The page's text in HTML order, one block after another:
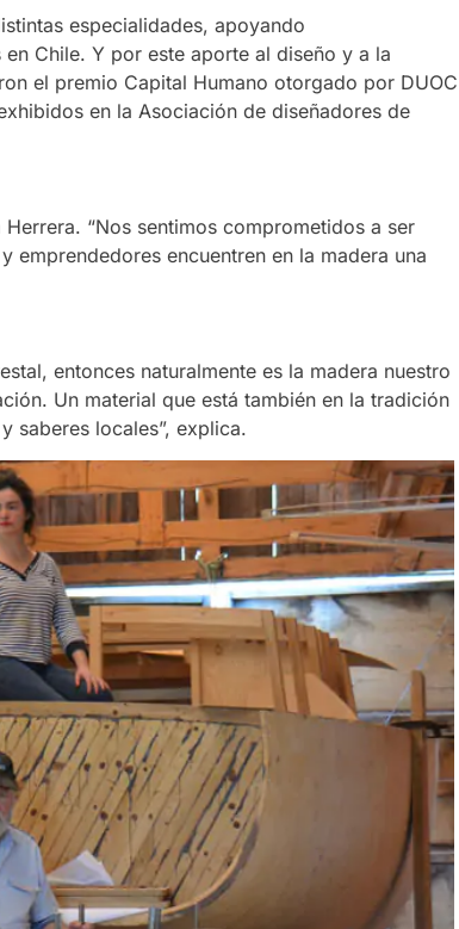
especialidades, apoyando
Chile. Y por este aporte al diseño y a la
el premio Capital Humano otorgado por DUOC
en la Asociación de diseñadores de
“Nos sentimos comprometidos a ser
encuentren en la madera una
entonces naturalmente es la madera nuestro
Un material que está también en la tradición
saberes locales”, explica.